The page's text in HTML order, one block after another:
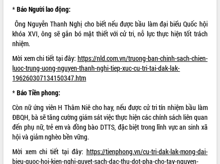
Khởi động Dự án Đầu tư xây dựng hạ
tầng kỹ thuật Cụm công nghiệp Tân
Tiến
Gặp mặt các cơ quan báo chí nhân Kỷ
niệm 101 năm Ngày Báo chí Cách
mạng Việt Nam
Đắk Lắk sơ kết 4 năm triển khai thực
hiện Đề án 06 của Chính phủ
Họp báo thông tin về Hội nghị Công bố
Lắk
Khơi thông điểm nghẽn, đẩy nhanh
giải ngân vốn khắc phục thiên tai
hoạch tỉnh thời kỳ 2021-2030
*Báo Người lao động:
Ông Nguyễn Thanh Nghị cho biết nếu được bầu làm đại biểu Quốc hội
khóa XVI, ông sẽ gắn bó mật thiết với cử tri, nỗ lực thực hiện tốt trách
nhiệm.
Mời xem chi tiết tại đây: https://nld.com.vn/truong-ban-chinh-sach-chien-
luoc-trung-uong-nguyen-thanh-nghi-tiep-xuc-cu-tri-tai-dak-lak-
196260307134150347.htm
*BáoTiềnphong:
Còn nữ ứng viên H Thâm Niê cho hay, nếu được cử tri tín nhiệm bầu làm
ĐBQH, bà sẽ tăng cường giám sát việc thực hiện các chính sách liên quan
đến phụ nữ, trẻ em và đồng bào DTTS, đặc biệt trong lĩnh vực an sinh xã
hội và giảm nghèo bền vững.
Mời xem chi tiết tại đây: https://tienphong.vn/cu-tri-dak-lak-mong-dai-
bieu-quoc-hoi-kien-nghi-quyet-sach-dac-thu-dot-pha-cho-tay-nguyen-